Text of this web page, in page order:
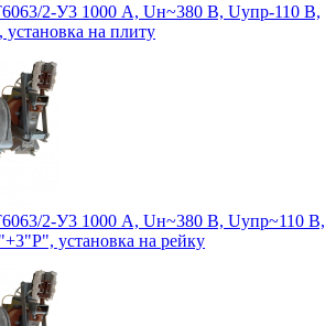
2-У3 1000 А, Uн~380 В, Uупр-110 В,
на плиту
2-У3 1000 А, Uн~380 В, Uупр~110 В,
установка на рейку